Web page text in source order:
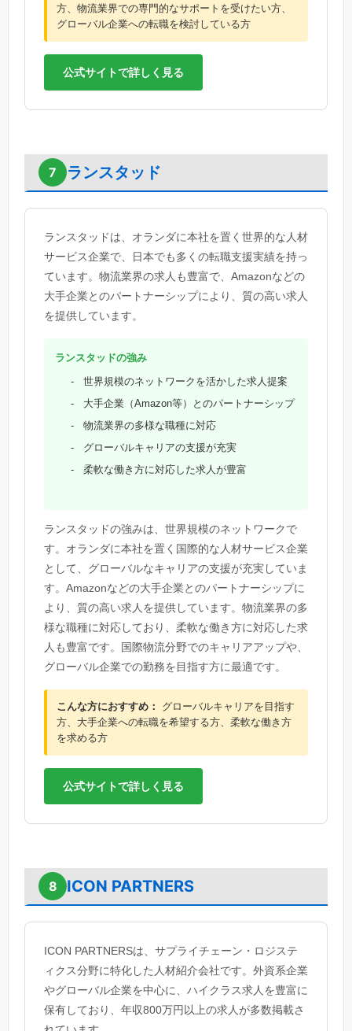
方、物流業界での専門的なサポートを受けたい方、
グローバル企業への転職を検討している方
公式サイトで詳しく見る
7 ランスタッド
ランスタッドは、オランダに本社を置く世界的な人材
サービス企業で、日本でも多くの転職支援実績を持っ
ています。物流業界の求人も豊富で、Amazonなどの
大手企業とのパートナーシップにより、質の高い求人
を提供しています。
ランスタッドの強み
世界規模のネットワークを活かした求人提案
大手企業（Amazon等）とのパートナーシップ
物流業界の多様な職種に対応
グローバルキャリアの支援が充実
柔軟な働き方に対応した求人が豊富
ランスタッドの強みは、世界規模のネットワークで
す。オランダに本社を置く国際的な人材サービス企業
として、グローバルなキャリアの支援が充実していま
す。Amazonなどの大手企業とのパートナーシップに
より、質の高い求人を提供しています。物流業界の多
様な職種に対応しており、柔軟な働き方に対応した求
人も豊富です。国際物流分野でのキャリアアップや、
グローバル企業での勤務を目指す方に最適です。
こんな方におすすめ：
グローバルキャリアを目指す
方、大手企業への転職を希望する方、柔軟な働き方
を求める方
公式サイトで詳しく見る
8 ICON PARTNERS
ICON PARTNERSは、サプライチェーン・ロジステ
ィクス分野に特化した人材紹介会社です。外資系企業
やグローバル企業を中心に、ハイクラス求人を豊富に
保有しており、年収800万円以上の求人が多数掲載さ